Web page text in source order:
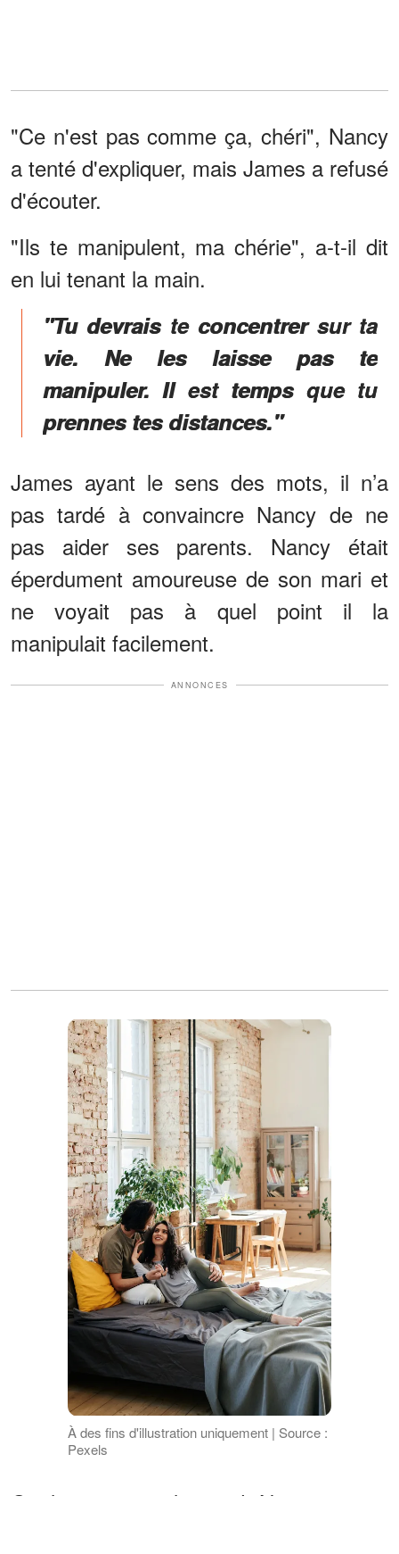
"Ce n'est pas comme ça, chéri", Nancy
a tenté d'expliquer, mais James a refusé
d'écouter.
"Ils te manipulent, ma chérie", a-t-il dit
en lui tenant la main.
"Tu devrais te concentrer sur ta
vie. Ne les laisse pas te
manipuler. Il est temps que tu
prennes tes distances."
James ayant le sens des mots, il n’a
pas tardé à convaincre Nancy de ne
pas aider ses parents. Nancy était
éperdument amoureuse de son mari et
ne voyait pas à quel point il la
manipulait facilement.
ANNONCES
À des fins d'illustration uniquement | Source :
Pexels
Quelques mois plus tard, Nancy a reçu